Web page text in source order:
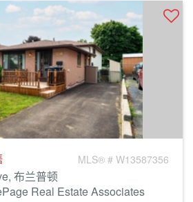
MLS® # W13587356
布兰普顿
Real Estate Associates